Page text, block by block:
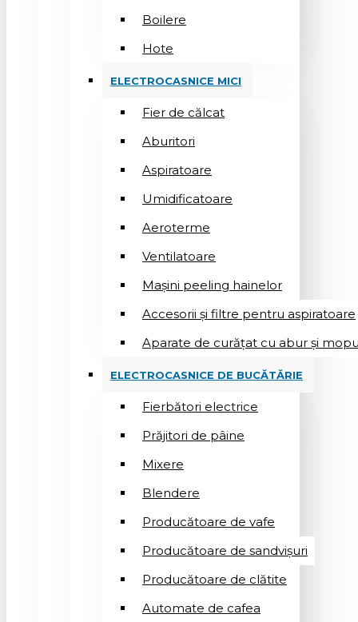
Boilere
Hote
ELECTROCASNICE MICI
Fier de călcat
Aburitori
Aspiratoare
Umidificatoare
Aeroterme
Ventilatoare
Mașini peeling hainelor
Accesorii și filtre pentru aspiratoare
Aparate de curățat cu abur și
ELECTROCASNICE DE BUCĂTĂRIE
Fierbători electrice
Prăjitori de pâine
Mixere
Blendere
Producătoare de vafe
Producătoare de sandvişuri
Producătoare de clătite
Automate de cafea